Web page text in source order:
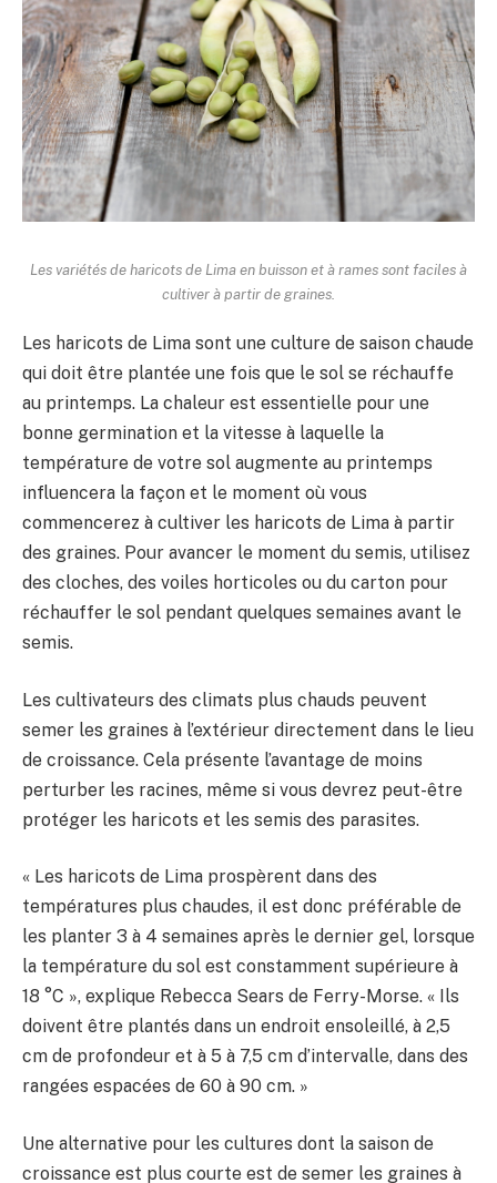
Les variétés de haricots de Lima en buisson et à rames sont faciles à
cultiver à partir de graines.
Les haricots de Lima sont une culture de saison chaude
qui doit être plantée une fois que le sol se réchauffe
au printemps. La chaleur est essentielle pour une
bonne germination et la vitesse à laquelle la
température de votre sol augmente au printemps
influencera la façon et le moment où vous
commencerez à cultiver les haricots de Lima à partir
des graines. Pour avancer le moment du semis, utilisez
des cloches, des voiles horticoles ou du carton pour
réchauffer le sol pendant quelques semaines avant le
semis.
Les cultivateurs des climats plus chauds peuvent
semer les graines à l’extérieur directement dans le lieu
de croissance. Cela présente l’avantage de moins
perturber les racines, même si vous devrez peut-être
protéger les haricots et les semis des parasites.
« Les haricots de Lima prospèrent dans des
températures plus chaudes, il est donc préférable de
les planter 3 à 4 semaines après le dernier gel, lorsque
la température du sol est constamment supérieure à
18 °C », explique Rebecca Sears de Ferry-Morse. « Ils
doivent être plantés dans un endroit ensoleillé, à 2,5
cm de profondeur et à 5 à 7,5 cm d’intervalle, dans des
rangées espacées de 60 à 90 cm. »
Une alternative pour les cultures dont la saison de
croissance est plus courte est de semer les graines à